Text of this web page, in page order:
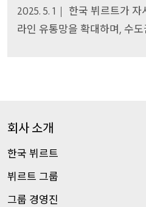
2025. 5. 1 한국 뷔르트가 자
라인 유통망을 확대하며, 수도
회사소개
한국 뷔르트
뷔르트 그룹
그룹 경영진